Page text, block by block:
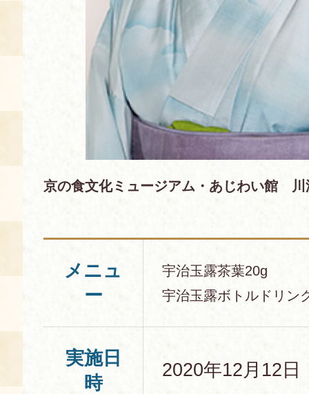
京の食文化ミュージアム・あじわい館 川
メニュ
ー
宇治玉露茶葉20g
宇治玉露ボトルドリン
実施日
時
2020年12月12日